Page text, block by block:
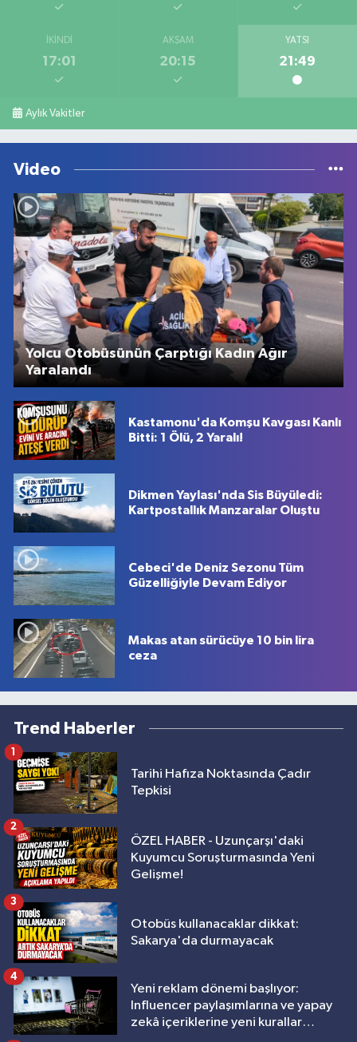
İKINDI
17:01
AKŞAM
20:15
YATSI
21:49
Aylık Vakitler
Video
Yolcu Otobüsünün Çarptığı Kadın Ağır
Yaralandı
Kastamonu'da Komşu Kavgası Kanlı
Bitti: 1 Ölü, 2 Yaralı!
Dikmen Yaylası'nda Sis Büyüledi:
Kartpostallık Manzaralar Oluştu
Cebeci'de Deniz Sezonu Tüm
Güzelliğiyle Devam Ediyor
Makas atan sürücüye 10 bin lira
ceza
Trend Haberler
Tarihi Hafıza Noktasında Çadır
Tepkisi
1
ÖZEL HABER - Uzunçarşı'daki
Kuyumcu Soruşturmasında Yeni
Gelişme!
2
Otobüs kullanacaklar dikkat:
Sakarya'da durmayacak
3
Yeni reklam dönemi başlıyor:
Influencer paylaşımlarına ve yapay
zekâ içeriklerine yeni kurallar
4